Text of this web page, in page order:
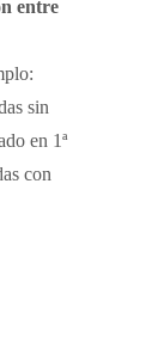
entre
sin
en 1ª
con